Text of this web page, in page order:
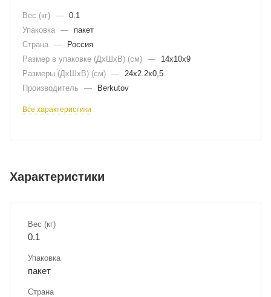
Вес (кг) — 0.1
Упаковка —
пакет
Страна —
Россия
Размер в упаковке (ДхШxВ) (см) —
14х10х9
Размеры (ДxШxВ) (см) —
24х2.2х0,5
Производитель
— Berkutov
Все характеристики
Характеристики
Вес (кг)
0.1
Упаковка
пакет
Страна